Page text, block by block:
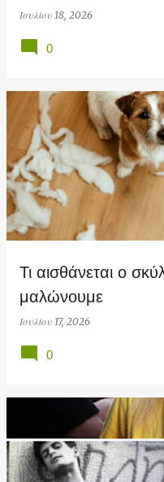
Ιουλίου 18, 2026
0
Τι αισθάνεται ο
μαλώνουμε
Ιουλίου 17, 2026
0